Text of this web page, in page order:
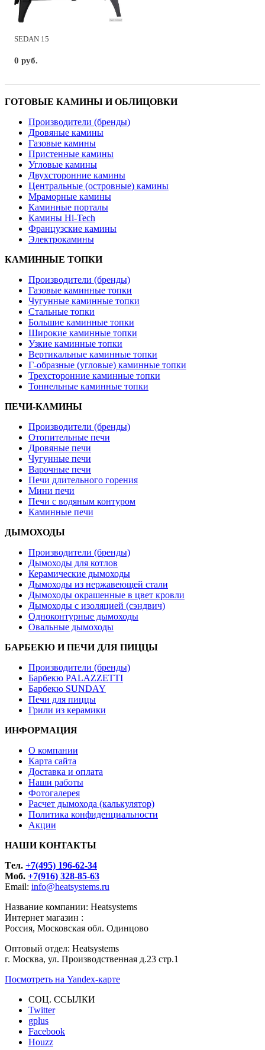
SEDAN 15
0 руб.
ГОТОВЫЕ КАМИНЫ И ОБЛИЦОВКИ
Производители (бренды)
Дровяные камины
Газовые камины
Пристенные камины
Угловые камины
Двухсторонние камины
Центральные (островные) камины
Мраморные камины
Каминные порталы
Камины Hi-Tech
Французские камины
Электрокамины
КАМИННЫЕ ТОПКИ
Производители (бренды)
Газовые каминные топки
Чугунные каминные топки
Стальные топки
Большие каминные топки
Широкие каминные топки
Узкие каминные топки
Вертикальные каминные топки
Г-образные (угловые) каминные топки
Трехсторонние каминные топки
Тоннельные каминные топки
ПЕЧИ-КАМИНЫ
Производители (бренды)
Отопительные печи
Дровяные печи
Чугунные печи
Варочные печи
Печи длительного горения
Мини печи
Печи с водяным контуром
Каминные печи
ДЫМОХОДЫ
Производители (бренды)
Дымоходы для котлов
Керамические дымоходы
Дымоходы из нержавеющей стали
Дымоходы окрашенные в цвет кровли
Дымоходы с изоляцией (сэндвич)
Одноконтурные дымоходы
Овальные дымоходы
БАРБЕКЮ И ПЕЧИ ДЛЯ ПИЦЦЫ
Производители (бренды)
Барбекю PALAZZETTI
Барбекю SUNDAY
Печи для пиццы
Грили из керамики
ИНФОРМАЦИЯ
О компании
Карта сайта
Доставка и оплата
Наши работы
Фотогалерея
Расчет дымохода (калькулятор)
Политика конфиденциальности
Акции
НАШИ КОНТАКТЫ
Tел. +7(495) 196-62-34
Моб. +7(916) 328-85-63
Email: info@heatsystems.ru
Название компании: Heatsystems
Интернет магазин :
Россия, Московская обл. Одинцово
Оптовый отдел: Heatsystems
г. Москва, ул. Производственная д.23 стр.1
Посмотреть на Yandex-карте
СОЦ. ССЫЛКИ
Twitter
gplus
Facebook
Houzz